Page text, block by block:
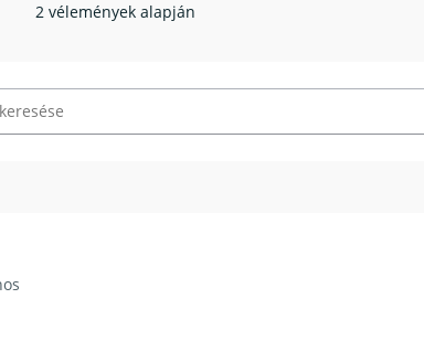
2 vélemények alapján